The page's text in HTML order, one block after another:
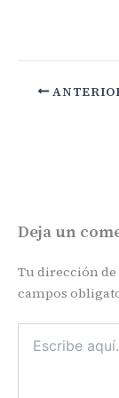
Deja un
Tu dirección
campos
aquí...